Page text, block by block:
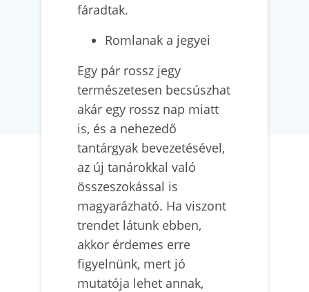
fáradtak.
Romlanak a jegyei
Egy pár rossz jegy
természetesen becsúszhat
akár egy rossz nap miatt
is, és a nehezedő
tantárgyak bevezetésével,
az új tanárokkal való
összeszokással is
magyarázható. Ha viszont
trendet látunk ebben,
akkor érdemes erre
figyelnünk, mert jó
mutatója lehet annak,